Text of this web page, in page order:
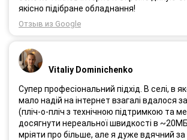
якісно підібране обладнання!
Отзыв из Google
Vitaliy Dominichenko
Супер професіональний підхід. В селі, в
мало надій на інтернет взагалі вдалося за
(пліч-о-пліч з технічною підтримкою та
досягнути нереальної швидкості в
мріяти про більше, але я дуже вдячний за